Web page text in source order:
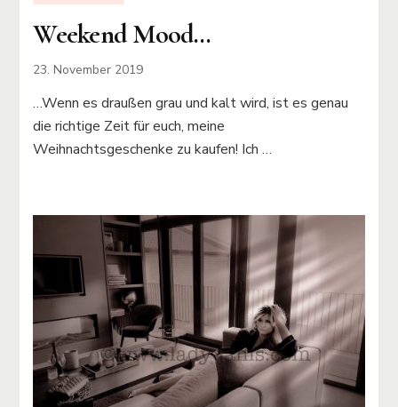
Weekend Mood…
23. November 2019
…Wenn es draußen grau und kalt wird, ist es genau
die richtige Zeit für euch, meine
Weihnachtsgeschenke zu kaufen! Ich …